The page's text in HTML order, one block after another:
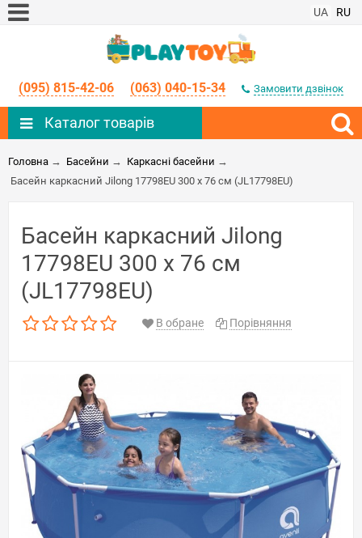
UA RU
(095) 815-42-06 (063) 040-15-34 Замовити дзвінок
Каталог товарів
Головна → Басейни → Каркасні басейни →
Басейн каркасний Jilong 17798EU 300 x 76 см (JL17798EU)
Басейн каркасний Jilong
17798EU 300 x 76 см
(JL17798EU)
В обране Порівняння